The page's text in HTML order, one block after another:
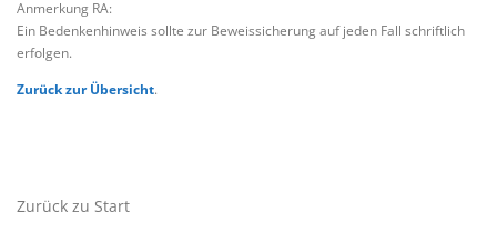
Anmerkung RA:
Ein Bedenkenhinweis sollte zur Beweissicherung auf jeden Fall schriftlich
erfolgen.
Zurück zur Übersicht.
Zurück zu Start